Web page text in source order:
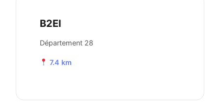
B2EI
Département 28
7.4 km